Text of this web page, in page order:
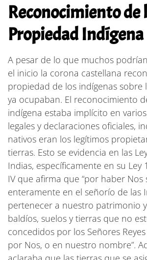
Reconocimiento de
Propiedad Indígena
A pesar de lo que muchos
el inicio la corona castellana
propiedad de los indígenas sobre
ya ocupaban. El reconocimiento
indígena estaba implícito en
legales y declaraciones oficiales,
nativos eran los legítimos
tierras. Esto se evidencia en las
Indias, específicamente en su Ley
IV que afirma que “por haber Nos
enteramente en el señorío de las
pertenecer a nuestro patrimonio
baldíos, suelos y tierras que no
concedidos por los Señores
por Nos, o en nuestro nombre”.